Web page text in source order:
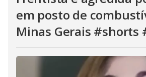
em posto de
Minas Gerais #shorts